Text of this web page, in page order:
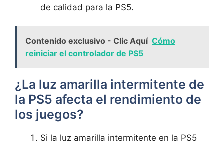
⁤de calidad​ para la ⁤PS5.
Contenido exclusivo - Clic Aquí Cómo
reiniciar el controlador de PS5
¿La luz amarilla​ intermitente de
la PS5 afecta el‍ rendimiento de
los juegos? ⁢
Si ⁢la luz amarilla⁣ intermitente‍ en la‌ PS5